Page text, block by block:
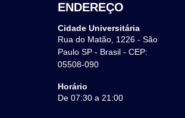
ENDEREÇO
Cidade Universitária
Rua do Matão, 1226 - São
Paulo SP - Brasil - CEP:
05508-090
Horário
De 07:30 a 21:00